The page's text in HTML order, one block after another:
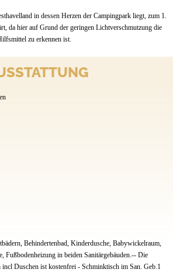
in dessen Herzen der Campingpark liegt, zum 1.
da hier auf Grund der geringen Lichtverschmutzung die
zu erkennen ist.
Behindertenbad, Kinderdusche, Babywickelraum,
Fußbodenheizung in beiden Sanitärgebäuden.-- Die
Duschen ist kostenfrei - Schminktisch im San. Geb.1